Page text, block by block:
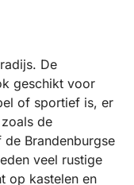
De
geschikt voor
of sportief is, er
de
Brandenburgse
veel rustige
op kastelen en